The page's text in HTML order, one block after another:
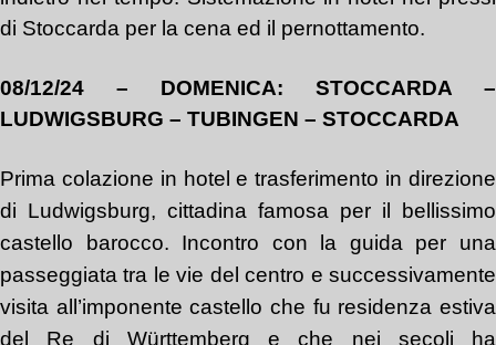
di Stoccarda per la cena ed il pernottamento.
08/12/24 – DOMENICA: STOCCARDA –
LUDWIGSBURG – TUBINGEN – STOCCARDA
Prima colazione in hotel e trasferimento in direzione
di Ludwigsburg, cittadina famosa per il bellissimo
castello barocco. Incontro con la guida per una
passeggiata tra le vie del centro e successivamente
visita all’imponente castello che fu residenza estiva
del Re di Württemberg e che nei secoli ha